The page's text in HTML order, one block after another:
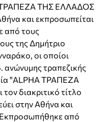
ΤΡΑΠΕΖΑ ΤΗΣ ΕΛΛΑΔΟΣ
και εκπροσωπείται
από τους
της Δημήτριο
οι οποίοι
ανώνυμης τραπεζικής
"ALPHA ΤΡΑΠΕΖΑ
διακριτικό τίτλο
στην Αθήνα και
Εκπροσωπήθηκε από